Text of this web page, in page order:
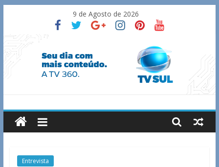
content
9 de Agosto de 2026
TV
Sul
Notícias
Entrevista